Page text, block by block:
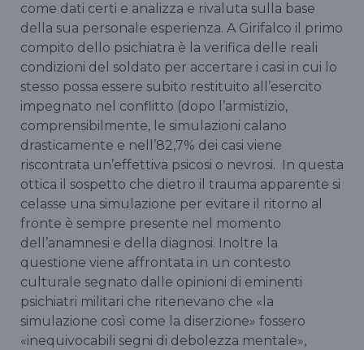
come dati certi e analizza e rivaluta sulla base
della sua personale esperienza. A Girifalco il primo
compito dello psichiatra è la verifica delle reali
condizioni del soldato per accertare i casi in cui lo
stesso possa essere subito restituito all’esercito
impegnato nel conflitto (dopo l’armistizio,
comprensibilmente, le simulazioni calano
drasticamente e nell’82,7% dei casi viene
riscontrata un’effettiva psicosi o nevrosi. In questa
ottica il sospetto che dietro il trauma apparente si
celasse una simulazione per evitare il ritorno al
fronte è sempre presente nel momento
dell’anamnesi e della diagnosi. Inoltre la
questione viene affrontata in un contesto
culturale segnato dalle opinioni di eminenti
psichiatri militari che ritenevano che «la
simulazione così come la diserzione» fossero
«inequivocabili segni di debolezza mentale»,